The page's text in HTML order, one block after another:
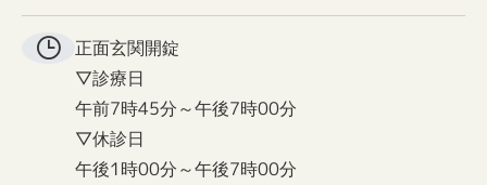
正面玄関開錠
▽診療日
午前7時45分～午後7時00分
▽休診日
午後1時00分～午後7時00分